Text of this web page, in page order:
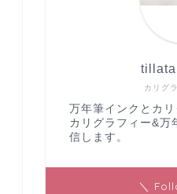
カリグ
万年筆インクとカリ
カリグラフィー&万
信します。
＼